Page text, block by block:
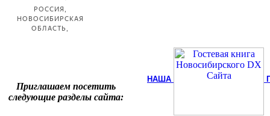
Приглашаем посетить
следующие разделы сайта:
НАША